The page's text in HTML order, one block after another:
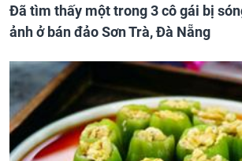
Đã tìm thấy một trong 3 cô gái bị
ảnh ở bán đảo Sơn Trà, Đà Nẵng